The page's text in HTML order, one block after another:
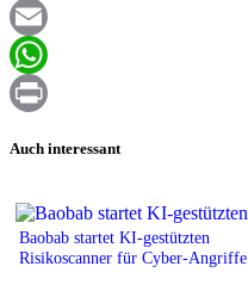
Facebook
Email
WhatsApp
Auch interessant
Baobab startet KI-gestützten
Risikoscanner für Cyber-Angriffe